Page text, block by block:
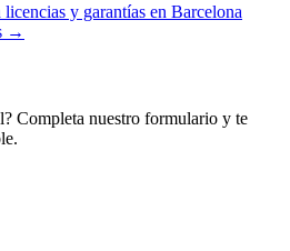
y garantías en Barcelona
→
Completa nuestro formulario y te